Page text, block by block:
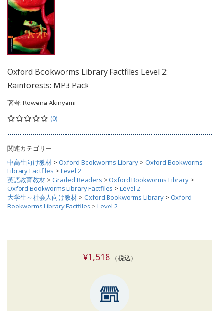
Oxford Bookworms Library Factfiles Level 2:
Rainforests: MP3 Pack
著者: Rowena Akinyemi
(0)
関連カテゴリー
中高生向け教材 > Oxford Bookworms Library > Oxford Bookworms
Library Factfiles > Level 2
英語教育教材 > Graded Readers > Oxford Bookworms Library >
Oxford Bookworms Library Factfiles > Level 2
大学生～社会人向け教材 > Oxford Bookworms Library > Oxford
Bookworms Library Factfiles > Level 2
¥1,518（税込）